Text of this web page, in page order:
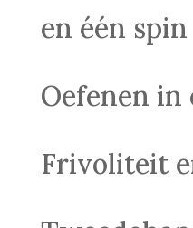
en één spin
Oefenen in
Frivoliteit